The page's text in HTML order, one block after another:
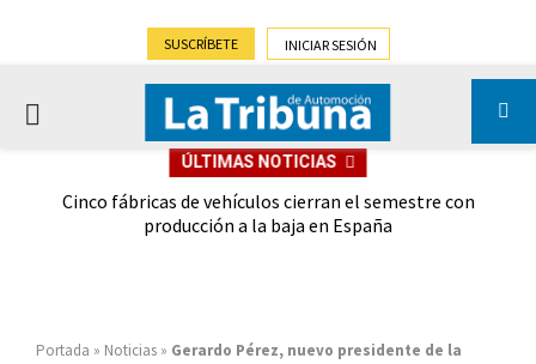
SUSCRÍBETE INICIAR SESIÓN
PRIMARY
ÚLTIMAS NOTICIAS
Cinco fábricas de vehículos cierran el semestre con
producción a la baja en España
Portada » Noticias » Gerardo Pérez, nuevo presidente de la